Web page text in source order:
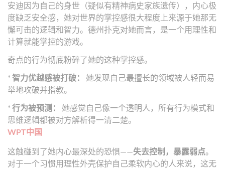
安迪因为自己的身世（疑似有精神病史家族遗传），内心极
度缺乏安全感，她对世界的掌控感很大程度上来源于她那无
懈可击的逻辑和智力。德州扑克对她而言，是一个用理性和
计算就能掌控的游戏。
奇点的行为彻底粉碎了她的这种掌控感。
*智力优越感被打破：
她发现自己最擅长的领域被人轻而易
举地攻破并指教。
*行为被预测：
她感觉自己像一个透明人，所有行为模式和
思维逻辑都被对方解析得一清二楚。
WPT中国
这触碰到了她内心最深处的恐惧——失去控制，暴露弱点。
对于一个习惯用理性外壳保护自己柔软内心的人来说，这无